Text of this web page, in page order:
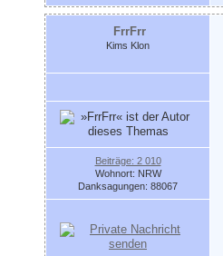
FrrFrr
Kims Klon
Beiträge: 2 010
Wohnort: NRW
Danksagungen: 88067